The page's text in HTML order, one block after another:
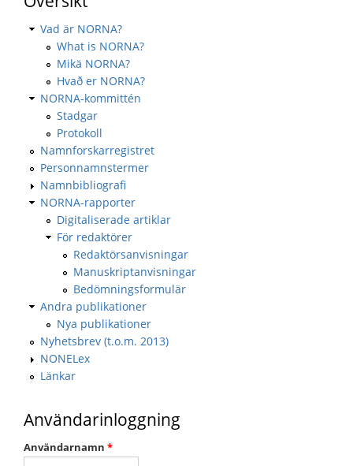
Vad är NORNA?
What is NORNA?
Mikä NORNA?
Hvað er NORNA?
NORNA-kommittén
Stadgar
Protokoll
Namnforskarregistret
Personnamnstermer
Namnbibliografi
NORNA-rapporter
Digitaliserade artiklar
För redaktörer
Redaktörsanvisningar
Manuskriptanvisningar
Bedömningsformulär
Andra publikationer
Nya publikationer
Nyhetsbrev (t.o.m. 2013)
NONELex
Länkar
Användarinloggning
Användarnamn *